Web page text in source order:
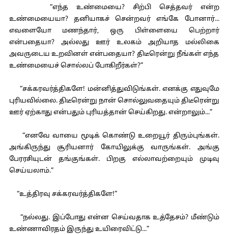
“எந்த உண்மையை? சிற்பி செத்தவர் என்ற
உண்மையையா? தனியாகச் சென்றவர் எங்கே போனார்...
எவளையோ மணந்தார், ஒரு பிள்ளையை பெற்றார்
என்பதையா? அல்லது ஊர் உலகம் அறியாத மல்லிகை
அவருடைய உறவினள் என்பதையா? திடீரென்று நீங்கள் எந்த
உண்மையைச் சொல்லப் போகிறீர்கள்?”
“சக்கரவர்த்திகளே! மன்னித்துவிடுங்கள். எனக்கு எதுவுமே
புரியவில்லை. திடீரென்று நான் சொல்லுவதையும் திடீரென்று
ஊர் ஏற்காது என்பதும் புரியத்தான் செய்கிறது. என்றாலும்...”
“எனவே வாயை மூடிக் கொண்டு உறையூர் திரும்புங்கள்.
அங்கிருந்து சூரியனார் கோயிலுக்கு வாருங்கள். அங்கு
பேரரசியுடன் தங்குங்கள். பிறகு எல்லாவற்றையும் முடிவு
செய்யலாம்.”
“உத்திரவு சக்கரவர்த்திகளே!”
“நல்லது. இப்போது என்ன செய்வதாக உத்தேசம்? மீண்டும்
உண்ணாவிரதம் இருந்து உயிரைவிட்டு...”